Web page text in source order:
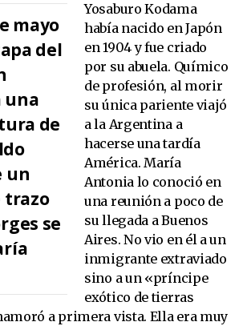
mayo
del
una
de
un
trazo
se
Yosaburo Kodama
había nacido en Japón
en 1904 y fue criado
por su abuela. Químico
de profesión, al morir
su única pariente viajó
a la Argentina a
hacerse una tardía
América. María
Antonia lo conoció en
una reunión a poco de
su llegada a Buenos
Aires. No vio en él a un
inmigrante extraviado
sino a un «príncipe
exótico de tierras
a primera vista. Ella era muy